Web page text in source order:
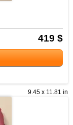
419 $
9.45 x 11.81 in